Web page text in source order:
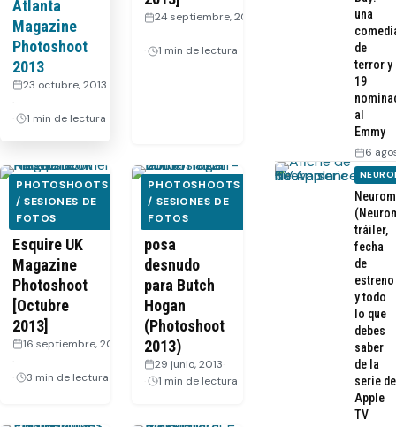
Atlanta
Magazine
Photoshoot
2013
23 octubre, 2013
1 min de lectura
24 septiembre, 2013
1 min de lectura
PHOTOSHOOTS
/ SESIONES DE
FOTOS
Natalie
Dormer –
Esquire UK
Magazine
Photoshoot
[Octubre
2013]
16 septiembre, 2013
3 min de lectura
PHOTOSHOOTS
/ SESIONES DE
FOTOS
Ian
Somerhalder
posa
desnudo
para Butch
Hogan
(Photoshoot
2013)
29 junio, 2013
1 min de lectura
una
de
terror y
19
al
Emmy
6
tráiler,
fecha
de
estreno
y todo
lo que
debes
saber
de la
serie de
Apple
TV